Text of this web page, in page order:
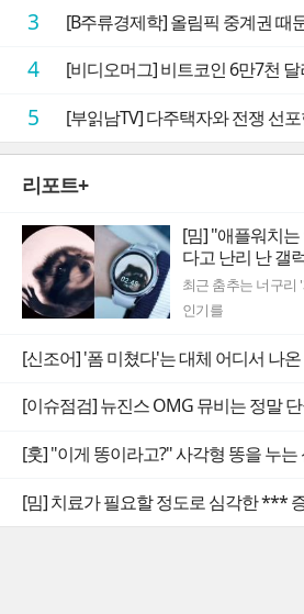
3 [B주류경제학] 올림픽 중계권 때문
4 [비디오머그] 비트코인 6만7천 달러
5 [부읽남TV] 다주택자와 전쟁 선포한 정
리포트+
[밈] "애플워치
다고 난리 난 갤
최근 춤추는 너구리
인기를
[신조어] '폼 미쳤다'는 대체 어디서 나
[밈] 치료가 필요할 정도로 심각한 ***